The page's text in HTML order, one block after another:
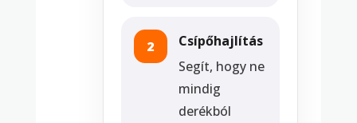
2
Csípőhajlítás
Segít, hogy ne
mindig
derékból